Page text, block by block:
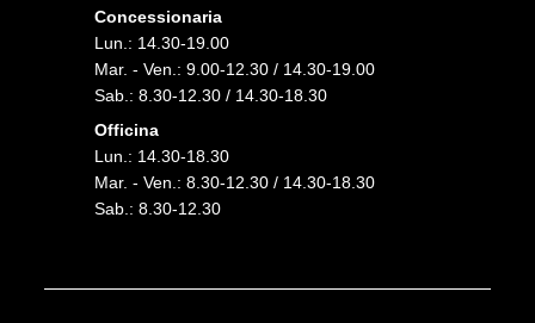
Concessionaria
Lun.: 14.30-19.00
Mar. - Ven.: 9.00-12.30 / 14.30-19.00
Sab.: 8.30-12.30 / 14.30-18.30
Officina
Lun.: 14.30-18.30
Mar. - Ven.: 8.30-12.30 / 14.30-18.30
Sab.: 8.30-12.30